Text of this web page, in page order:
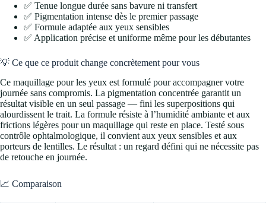
✅ Tenue longue durée sans bavure ni transfert
✅ Pigmentation intense dès le premier passage
✅ Formule adaptée aux yeux sensibles
✅ Application précise et uniforme même pour les débutantes
💡 Ce que ce produit change concrètement pour vous
Ce maquillage pour les yeux est formulé pour accompagner votre
journée sans compromis. La pigmentation concentrée garantit un
résultat visible en un seul passage — fini les superpositions qui
alourdissent le trait. La formule résiste à l’humidité ambiante et aux
frictions légères pour un maquillage qui reste en place. Testé sous
contrôle ophtalmologique, il convient aux yeux sensibles et aux
porteurs de lentilles. Le résultat : un regard défini qui ne nécessite pas
de retouche en journée.
📈 Comparaison